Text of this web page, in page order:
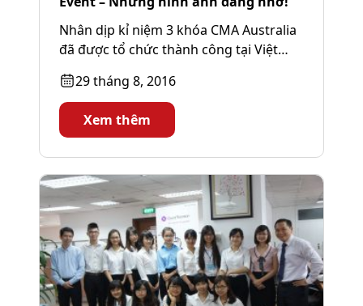
Nhân dịp kỉ niệm 3 khóa CMA Australia
đã được tổ chức thành công tại Việt
Nam, AFA Research &...
29 tháng 8, 2016
Xem thêm